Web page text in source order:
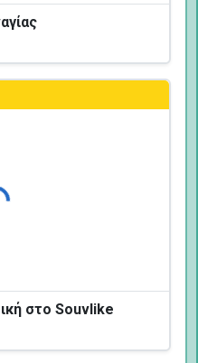
στο Souvlike